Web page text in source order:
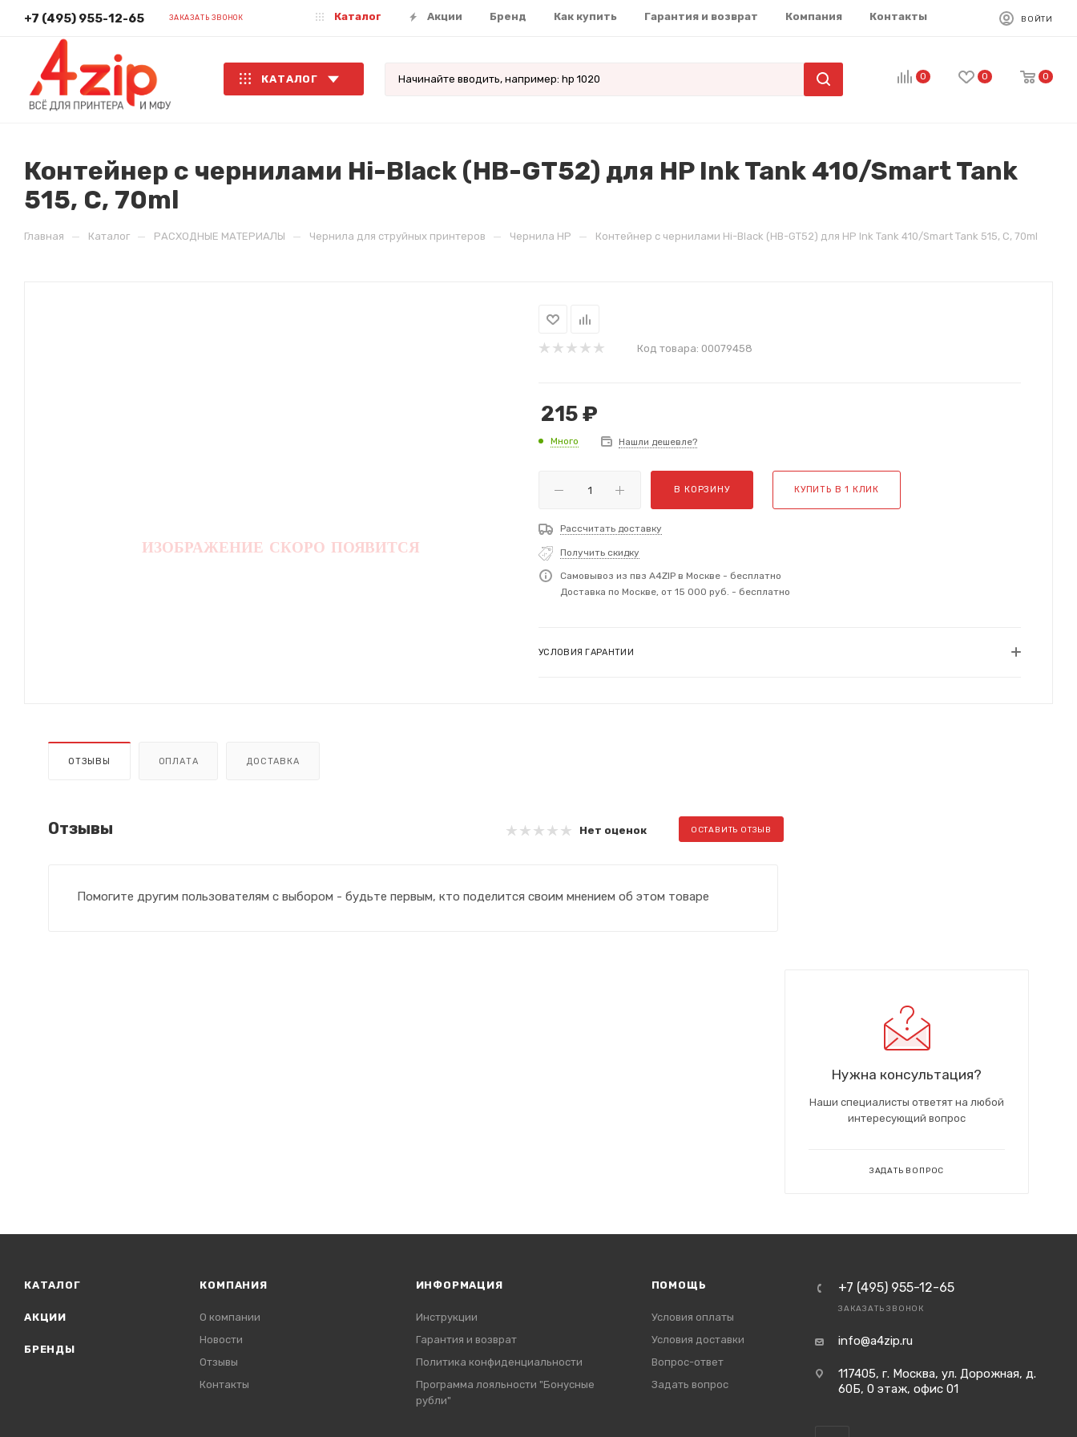
+7 (495) 955-12-65 ЗАКАЗАТЬ ЗВОНОК Каталог Акции Бренд Как купить Гарантия и возврат Компания Контакты ВОЙТИ
КАТАЛОГ 0 0 0
Контейнер с чернилами Hi-Black (HB-GT52) для HP Ink Tank 410/Smart Tank
515, C, 70ml
Главная — Каталог — РАСХОДНЫЕ МАТЕРИАЛЫ — Чернила для струйных принтеров — Чернила HP — Контейнер с чернилами Hi-Black (HB-GT52) для HP Ink Tank 410/Smart Tank 515, C, 70ml
Код товара: 00079458
215 ₽
Много Нашли дешевле?
В КОРЗИНУ КУПИТЬ В 1 КЛИК
Рассчитать доставку
Получить скидку
Самовывоз из пвз A4ZIP в Москве - бесплатно
Доставка по Москве, от 15 000 руб. - бесплатно
УСЛОВИЯ ГАРАНТИИ
ОТЗЫВЫ ОПЛАТА ДОСТАВКА
Отзывы Нет оценок ОСТАВИТЬ ОТЗЫВ
Помогите другим пользователям с выбором - будьте первым, кто поделится своим мнением об этом товаре
Нужна консультация?
Наши специалисты ответят на любой
интересующий вопрос
ЗАДАТЬ ВОПРОС
КАТАЛОГ
АКЦИИ
БРЕНДЫ
КОМПАНИЯ
О компании
Новости
Отзывы
Контакты
ИНФОРМАЦИЯ
Инструкции
Гарантия и возврат
Политика конфиденциальности
Программа лояльности "Бонусные
рубли"
ПОМОЩЬ
Условия оплаты
Условия доставки
Вопрос-ответ
Задать вопрос
+7 (495) 955-12-65
ЗАКАЗАТЬ ЗВОНОК
info@a4zip.ru
117405, г. Москва, ул. Дорожная, д.
60Б, 0 этаж, офис 01